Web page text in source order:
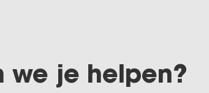
we je helpen?